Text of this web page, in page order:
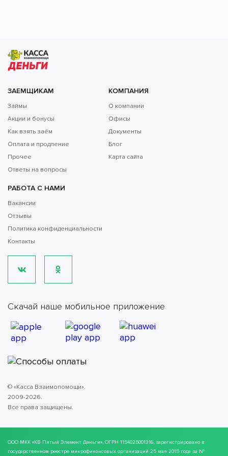
ЗАЕМЩИКАМ
Займы
Акции и бонусы
Как взять заём
Оплата и продление
Прочее
Ответы на вопросы
КОМПАНИЯ
О компании
Офисы
Документы
Блог
Карта сайта
РАБОТА С НАМИ
Вакансии
Отзывы
Политика конфиденциальности
Контакты
Скачай наше мобильное приложение
© «Касса Взаимопомощи».
2009-2026.
Все права защищены.
ООО МКК «КВ Пятый Элемент Деньги», ОГРН 1154025001316, зарегистрировано в
государственном реестре микрофинансовых организаций 25 мая 2015 года за №